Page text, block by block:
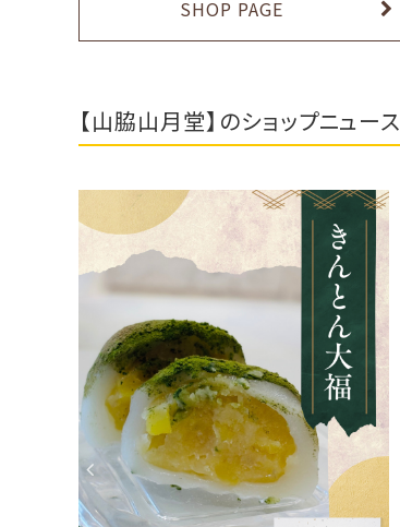
SHOP PAGE
【山脇山月堂】のショップニュース